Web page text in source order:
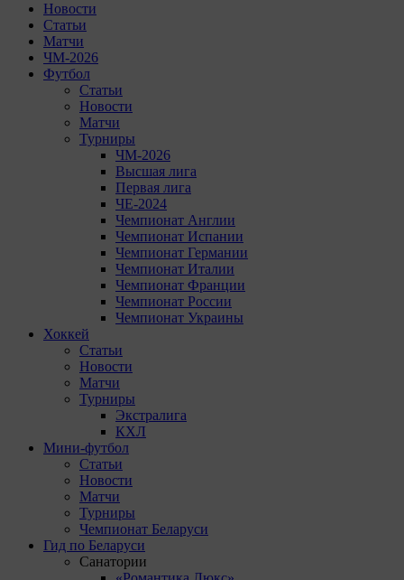
Новости
Статьи
Матчи
ЧМ-2026
Футбол
Статьи
Новости
Матчи
Турниры
ЧМ-2026
Высшая лига
Первая лига
ЧЕ-2024
Чемпионат Англии
Чемпионат Испании
Чемпионат Германии
Чемпионат Италии
Чемпионат Франции
Чемпионат России
Чемпионат Украины
Хоккей
Статьи
Новости
Матчи
Турниры
Экстралига
КХЛ
Мини-футбол
Статьи
Новости
Матчи
Турниры
Чемпионат Беларуси
Гид по Беларуси
Санатории